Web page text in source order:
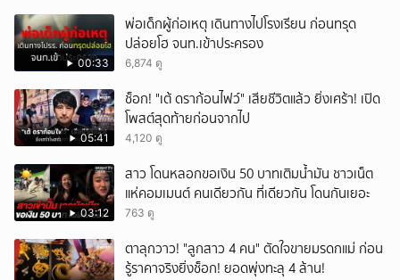
00:33
พ่อเด็กผู้ก่อเหตุ เดินทางไปโรงเรียน ก่อนทรุด
ปล่อยโฮ จนท.เข้าประครอง
6,874 ดู
05:41
ช็อก! "เต้ ดราก้อนไฟว์" เสียชีวิตแล้ว ยิ่งเศร้า! เปิด
โพสต์สุดท้ายก่อนจากไป
4,120 ดู
03:12
สาว โดนหลอกขอเงิน 50 บาทเติมน้ำมัน ชาวเน็ต
แห่คอมเมนต์ คนเดียวกัน ที่เดียวกัน โดนกันเยอะ
763 ดู
ตาลุกวาว! "ลูกสาว 4 คน" ตัดใจขายมรดกแม่ ก่อน
รู้ราคาจริงยิ่งช็อก! ยอดพุ่งทะลุ 4 ล้าน!